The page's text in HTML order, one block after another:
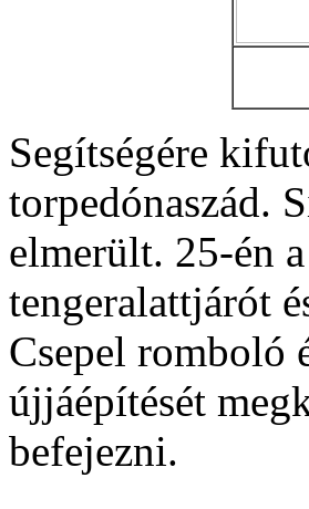
Segítségére
torpedónaszád.
elmerült. 25-én
tengeralattjárót
Csepel romboló
újjáépítését
befejezni.